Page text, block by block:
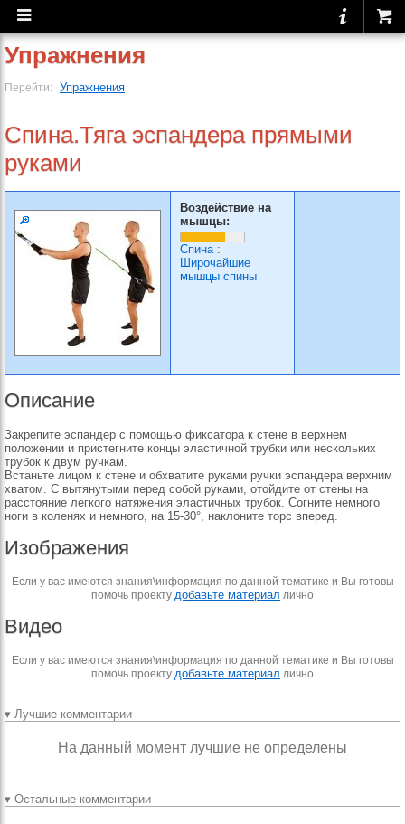
Упражнения
Перейти: Упражнения
Спина.Тяга эспандера прямыми
руками
Воздействие на
мышцы:
Спина:
Широчайшие
мышцы спины
Описание
Закрепите эспандер с помощью фиксатора к стене в верхнем
положении и пристегните концы эластичной трубки или нескольких
трубок к двум ручкам.
Встаньте лицом к стене и обхватите руками ручки эспандера верхним
хватом. С вытянутыми перед собой руками, отойдите от стены на
расстояние легкого натяжения эластичных трубок. Согните немного
ноги в коленях и немного, на 15-30°, наклоните торс вперед.
Изображения
Если у вас имеются знания\информация по данной тематике и Вы готовы
помочь проекту добавьте материал лично
Видео
Если у вас имеются знания\информация по данной тематике и Вы готовы
помочь проекту добавьте материал лично
▾ Лучшие комментарии
На данный момент лучшие не определены
▾ Остальные комментарии